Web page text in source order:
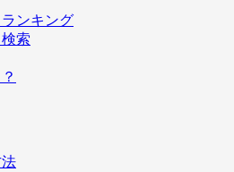
ンキング
索